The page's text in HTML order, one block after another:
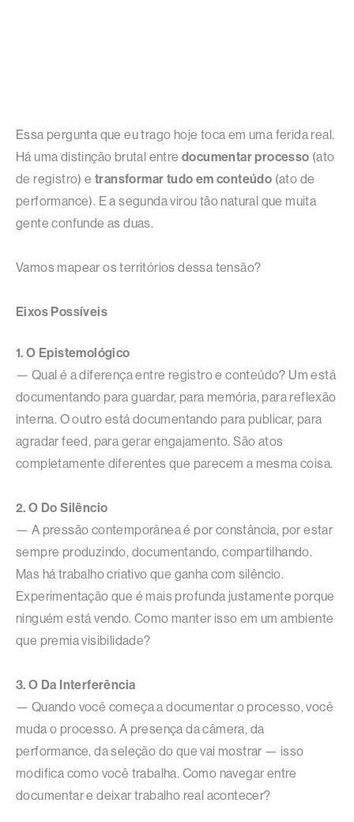
Essa pergunta que eu trago hoje toca em uma ferida real.
Há uma distinção brutal entre documentar processo (ato
de registro) etransformar tudo em conteúdo (ato de
performance). E a segunda virou tão natural que muita
gente confunde as duas.
Vamos mapear os territórios dessa tensão?
Eixos Possíveis
1. O Epistemológico
— Qual é a diferença entre registro e conteúdo? Um está
documentando para guardar, para memória, para reflexão
interna. O outro está documentando para publicar, para
agradar feed, para gerar engajamento. São atos
completamente diferentes que parecem a mesma coisa.
2. O Do Silêncio
— A pressão contemporânea é por constância, por estar
sempre produzindo, documentando, compartilhando.
Mas há trabalho criativo que ganha com silêncio.
Experimentação que é mais profunda justamente porque
ninguém está vendo. Como manter isso em um ambiente
que premia visibilidade?
3. O Da Interferência
— Quando você começa a documentar o processo, você
muda o processo. A presença da câmera, da
performance, da seleção do que vai mostrar — isso
modifica como você trabalha. Como navegar entre
documentar e deixar trabalho real acontecer?